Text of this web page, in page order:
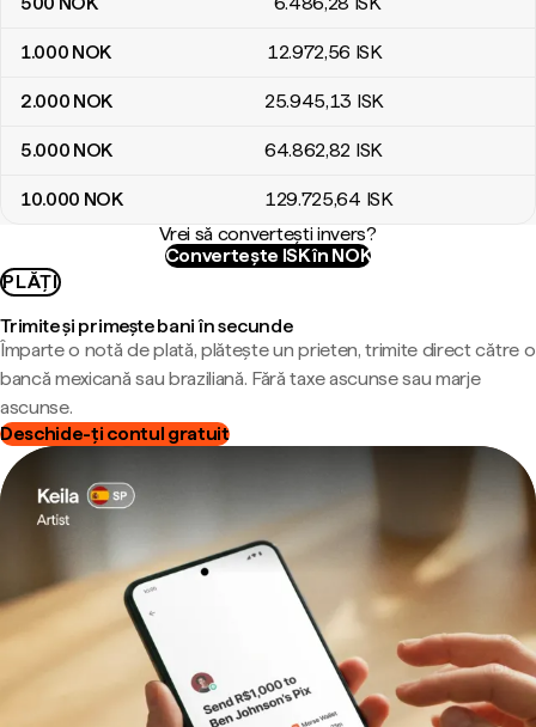
1.000 NOK 12.972,56 ISK
2.000 NOK 25.945,13 ISK
5.000 NOK 64.862,82 ISK
10.000 NOK 129.725,64 ISK
Vrei să convertești invers?
Convertește ISK în NOK
PLĂȚI
Trimite și primește bani în secunde
Împarte o notă de plată, plătește un prieten, trimite direct către o
bancă mexicană sau braziliană. Fără taxe ascunse sau marje
ascunse.
Deschide-ți contul gratuit